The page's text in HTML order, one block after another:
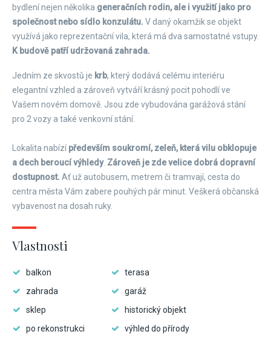
bydlení nejen několika generačních rodin, ale i využití jako pro
společnost nebo sídlo konzulátu. V daný okamžik se objekt
využívá jako reprezentační vila, která má dva samostatné vstupy.
K budově patří udržovaná zahrada.
Jedním ze skvostů je krb, který dodává celému interiéru
elegantní vzhled a zároveň vytváří krásný pocit pohodlí ve
Vašem novém domově. Jsou zde vybudována garážová stání
pro 2 vozy a také venkovní stání.
Lokalita nabízípředevším soukromí, zeleň, která vilu obklopuje
a dech beroucí výhledy. Zároveň je zde velice dobrá dopravní
dostupnost. Ať už autobusem, metrem či tramvají, cesta do
centra města Vám zabere pouhých pár minut. Veškerá občanská
vybavenost na dosah ruky.
Vlastnosti
balkon
terasa
zahrada
garáž
sklep
historický objekt
po rekonstrukci
výhled do přírody